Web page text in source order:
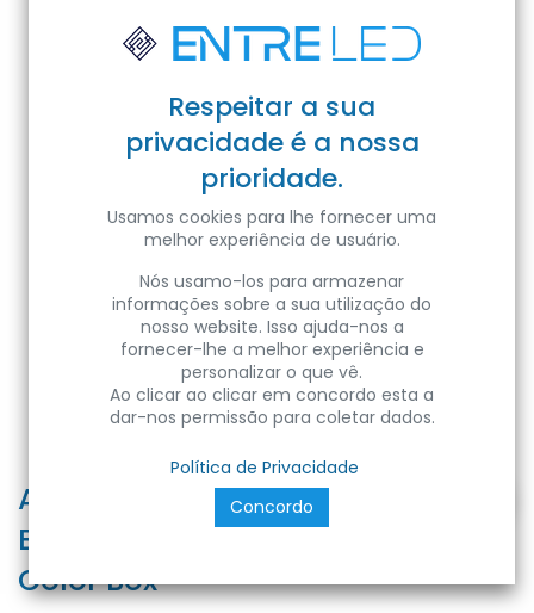
APPLIQUE LED AXO QUADRATA
BIDIREZ. GRIGIA - GU10 - IP44 -
Color Box
Respeitar a sua
privacidade é a nossa
prioridade.
Usamos cookies para lhe fornecer uma
melhor experiência de usuário.
Nós usamo-los para armazenar
informações sobre a sua utilização do
nosso website. Isso ajuda-nos a
fornecer-lhe a melhor experiência e
personalizar o que vê.
Ao clicar ao clicar em concordo esta a
dar-nos permissão para coletar dados.
Política de Privacidade
Concordo